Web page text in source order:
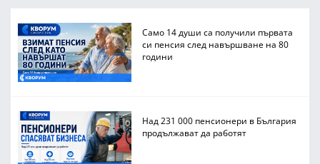
Само 14 души са получили първата
си пенсия след навършване на 80
години
Над 231 000 пенсионери в България
продължават да работят